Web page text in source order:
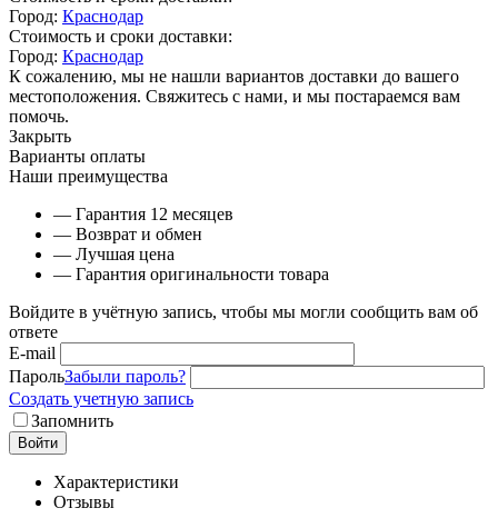
Город: Краснодар
Стоимость и сроки доставки:
Город: Краснодар
К сожалению, мы не нашли вариантов доставки до вашего
местоположения. Свяжитесь с нами, и мы постараемся вам
помочь.
Закрыть
Варианты оплаты
Наши преимущества
— Гарантия 12 месяцев
— Возврат и обмен
— Лучшая цена
— Гарантия оригинальности товара
Войдите в учётную запись, чтобы мы могли сообщить вам об
ответе
E-mail
ПарольЗабыли пароль?
Создать учетную запись
Запомнить
Войти
Характеристики
Отзывы